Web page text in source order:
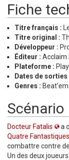
Fiche
Titre français :
Titre original :
Développeur :
Éditeur : Acclaim
Plateforme :
Dates de sorties
Genres :
Scénario
Docteur Fatalis
a
Quatre Fantastiques
combattre contre
Un des deux